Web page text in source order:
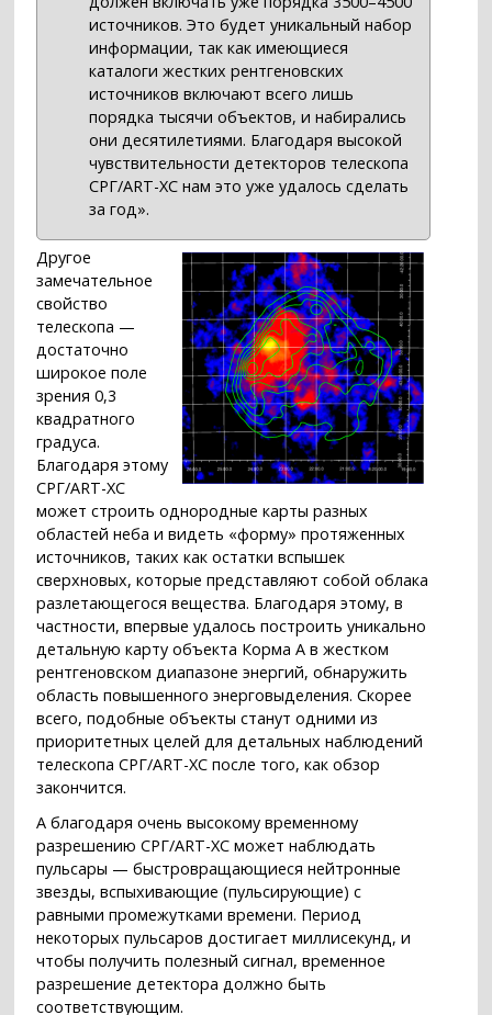
источников. Это будет уникальный набор
информации, так как имеющиеся
каталоги жестких рентгеновских
источников включают всего лишь
порядка тысячи объектов, и набирались
они десятилетиями. Благодаря высокой
чувствительности детекторов телескопа
СРГ/ART-XC нам это уже удалось сделать
за год».
Другое
замечательное
свойство
телескопа —
достаточно
широкое поле
зрения 0,3
квадратного
градуса.
Благодаря этому
СРГ/ART-XC
может строить однородные карты разных
областей неба и видеть «форму» протяженных
источников, таких как остатки вспышек
сверхновых, которые представляют собой облака
разлетающегося вещества. Благодаря этому, в
частности, впервые удалось построить уникально
детальную карту объекта Корма А в жестком
рентгеновском диапазоне энергий, обнаружить
область повышенного энерговыделения. Скорее
всего, подобные объекты станут одними из
приоритетных целей для детальных наблюдений
телескопа СРГ/ART-XC после того, как обзор
закончится.
А благодаря очень высокому временному
разрешению СРГ/ART-XC может наблюдать
пульсары — быстровращающиеся нейтронные
звезды, вспыхивающие (пульсирующие) с
равными промежутками времени. Период
некоторых пульсаров достигает миллисекунд, и
чтобы получить полезный сигнал, временное
разрешение детектора должно быть
соответствующим.